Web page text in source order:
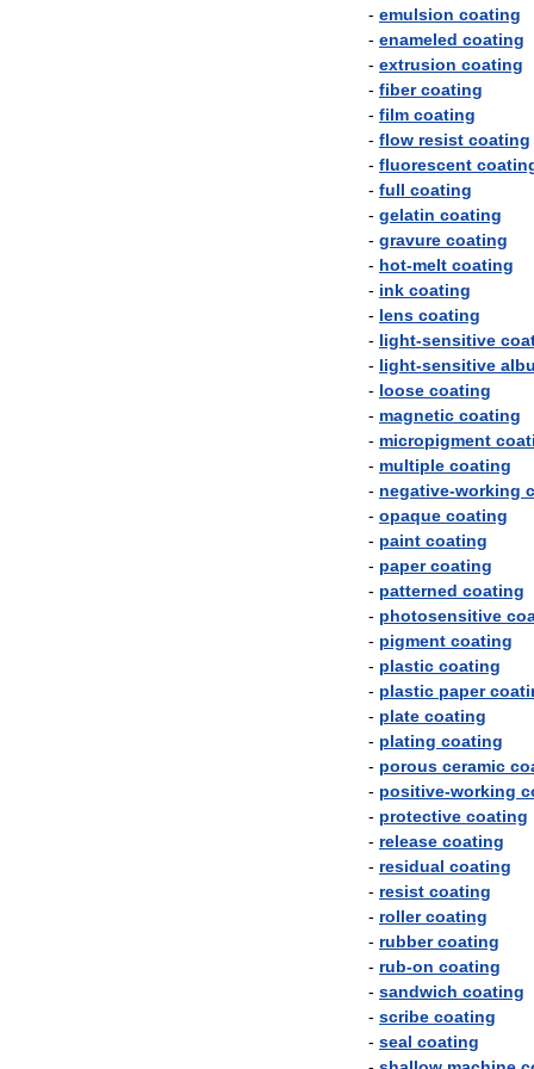
- emulsion coating
- enameled coating
- extrusion coating
- fiber coating
- film coating
- flow resist coating
- fluorescent
- full coating
- gelatin coating
- gravure coating
- hot-melt coating
- ink coating
- lens coating
- light-sensitive
- light-sensitive
- loose coating
- magnetic coating
- micropigment
- multiple coating
- negative-working
- opaque coating
- paint coating
- paper coating
- patterned coating
- photosensitive
- pigment coating
- plastic coating
- plastic paper
- plate coating
- plating coating
- porous ceramic
- positive-working
- protective coating
- release coating
- residual coating
- resist coating
- roller coating
- rubber coating
- rub-on coating
- sandwich coating
- scribe coating
- seal coating